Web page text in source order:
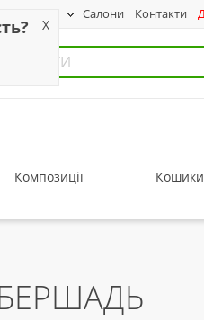
Салони Контакти
Композиції Кошики
X